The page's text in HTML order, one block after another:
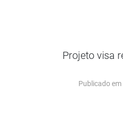
Projeto visa
Publicado